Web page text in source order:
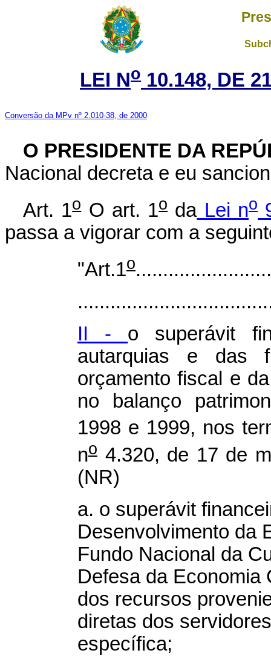
LEI No 10.148, DE
Conversão da MPv nº 2.010-38, de 2000
O PRESIDENTE DA
Nacional decreta e eu
Art. 1oO art. 1odaLei no
passa a vigorar com a
"Art.1o
II - o superávit
autarquias e das
orçamento fiscal e
no balanço
1998 e 1999, nos
no 4.320, de 17 de
(NR)
a. o superávit
Desenvolvimento da
Fundo Nacional da
Defesa da Economia
dos recursos
diretas dos
específica;